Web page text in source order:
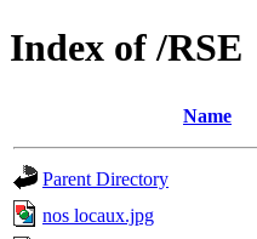
Index of /RSE
Name
Parent Directory
nos locaux.jpg